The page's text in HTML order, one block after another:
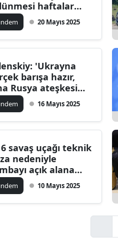
haftalar
gerçekleşebilir
20 Mayıs 2025
'Ukrayna
barışa hazır,
Rusya ateşkesi
katlanır!'
16 Mayıs 2025
savaş uçağı teknik
nedeniyle
açık alana
soruşturma
10 Mayıs 2025